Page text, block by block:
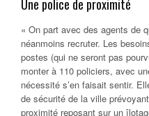
Une police de proximité
« On part avec des agents de
néanmoins recruter. Les
postes (qui ne seront pas
monter à 110 policiers, avec
nécessité s’en faisait sentir.
de sécurité de la ville
proximité reposant sur un